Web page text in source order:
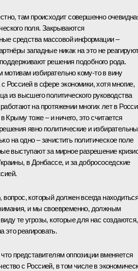
там происходит совершенно
поля. Закрываются
средства массовой информации –
западные никак на это не
решения подобного рода.
мотивам избирательно кому-то в вину
Россией в сфере экономики, хотя многие,
из высшего политического руководства
на протяжении многих лет в
в Крыму тоже – и ничего, это считается
явно политические и
на одно – зачистить политическое поле
выступают за мирное разрешение
в Донбассе, и за добрососедские
вопрос, который должен всегда
и мы своевременно, должным
те угрозы, которые для нас создаются,
реагировать.
представителям оппозиции вменяется
с Россией, в том числе в